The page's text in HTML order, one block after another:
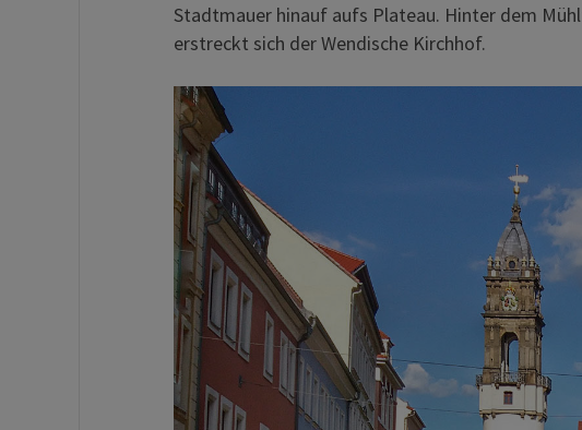
Stadtmauer hinauf aufs Plateau. Hinter dem
erstreckt sich der Wendische Kirchhof.